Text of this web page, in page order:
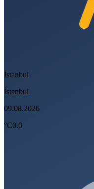
İstanbul
İstanbul
09.08.2026
°C0.0